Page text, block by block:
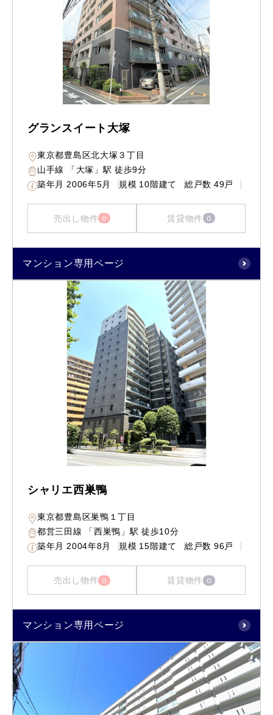
グランスイート大塚
東京都豊島区北大塚３丁目
山手線 「大塚」駅 徒歩9分
築年月 2006年5月 規模 10階建て 総戸数 49戸
売出し物件 0 賃貸物件 0
マンション専用ページ
シャリエ西巣鴨
東京都豊島区巣鴨１丁目
都営三田線 「西巣鴨」駅 徒歩10分
築年月 2004年8月 規模 15階建て 総戸数 96戸
売出し物件 0 賃貸物件 0
マンション専用ページ